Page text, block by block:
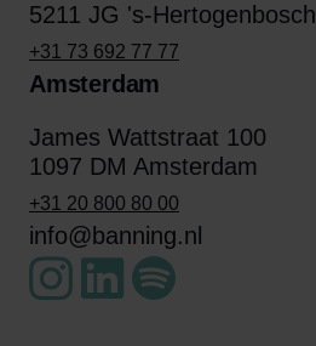
5211 JG 's-Hertogenbosch
+31 73 692 77 77
Amsterdam
James Wattstraat 100
1097 DM Amsterdam
+31 20 800 80 00
info@banning.nl